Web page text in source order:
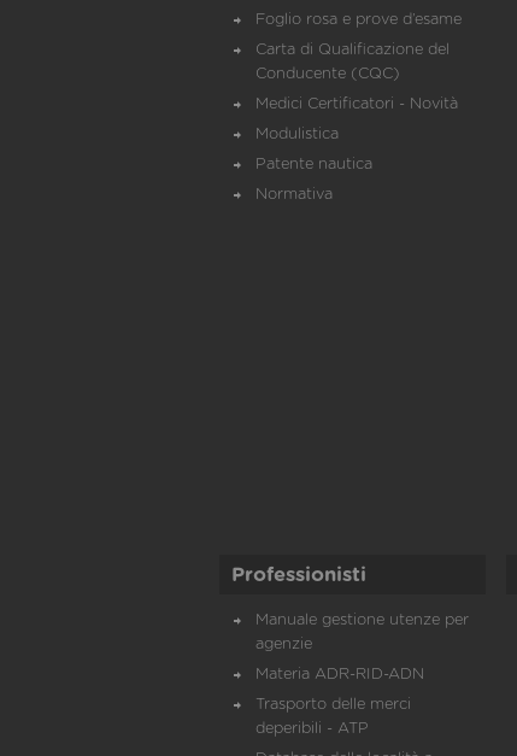
Foglio rosa e prove d’esame
Carta di Qualificazione del
Conducente (CQC)
Medici Certificatori - Novità
Modulistica
Patente nautica
Normativa
Professionisti
Manuale gestione utenze per
agenzie
Materia ADR-RID-ADN
Trasporto delle merci
deperibili - ATP